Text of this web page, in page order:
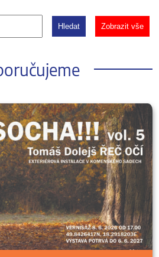
Hledat Zobrazit vše